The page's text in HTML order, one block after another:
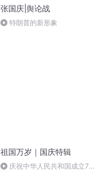
张国庆|舆论战
特朗普的新形象
祖国万岁｜国庆特辑
庆祝中华人民共和国成立73